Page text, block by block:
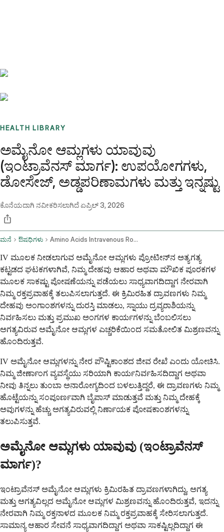
HEALTH LIBRARY
ಅಮೈನೋ ಆಮ್ಲಗಳು ಯಾವುವು
(ಇಂಟ್ರಾವೆನಸ್ ಮಾರ್ಗ): ಉಪಯೋಗಗಳು,
ಡೋಸೇಜ್, ಅಡ್ಡಪರಿಣಾಮಗಳು ಮತ್ತು ಇನ್ನಷ್ಟು
ಕೊನೆಯದಾಗಿ ನವೀಕರಿಸಲಾಗಿದೆಏಪ್ರಿಲ್ 3, 2026
ಮನೆ ಔಷಧಿಗಳು Amino Acids Intravenous Route
IV ಮೂಲಕ ನೀಡಲಾಗುವ ಅಮೈನೋ ಆಮ್ಲಗಳು ಪ್ರೋಟೀನ್‌ನ ಅತ್ಯಗತ್ಯ
ಕಟ್ಟಡದ ಘಟಕಗಳಾಗಿವೆ, ನಿಮ್ಮ ದೇಹವು ಆಹಾರ ಅಥವಾ ಮೌಖಿಕ ಪೂರಕಗಳ
ಮೂಲಕ ಸಾಕಷ್ಟು ಪೋಷಣೆಯನ್ನು ಪಡೆಯಲು ಸಾಧ್ಯವಾಗದಿದ್ದಾಗ ನೇರವಾಗಿ
ನಿಮ್ಮ ರಕ್ತಪ್ರವಾಹಕ್ಕೆ ತಲುಪಿಸಲಾಗುತ್ತದೆ. ಈ ಕ್ರಿಮಿರಹಿತ ದ್ರಾವಣಗಳು ನಿಮ್ಮ
ದೇಹವು ಅಂಗಾಂಶಗಳನ್ನು ದುರಸ್ತಿ ಮಾಡಲು, ಸ್ನಾಯು ದ್ರವ್ಯರಾಶಿಯನ್ನು
ನಿರ್ವಹಿಸಲು ಮತ್ತು ಪ್ರಮುಖ ಅಂಗಗಳ ಕಾರ್ಯಗಳನ್ನು ಬೆಂಬಲಿಸಲು
ಅಗತ್ಯವಿರುವ ಅಮೈನೋ ಆಮ್ಲಗಳ ಎಚ್ಚರಿಕೆಯಿಂದ ಸಮತೋಲಿತ ಮಿಶ್ರಣವನ್ನು
ಹೊಂದಿರುತ್ತವೆ.
IV ಅಮೈನೋ ಆಮ್ಲಗಳನ್ನು ನೇರ ಪೌಷ್ಟಿಕಾಂಶದ ಜೀವ ರೇಖೆ ಎಂದು ಯೋಚಿಸಿ.
ನಿಮ್ಮ ಜೀರ್ಣಾಂಗ ವ್ಯವಸ್ಥೆಯು ಸರಿಯಾಗಿ ಕಾರ್ಯನಿರ್ವಹಿಸದಿದ್ದಾಗ ಅಥವಾ
ನೀವು ತಿನ್ನಲು ತುಂಬಾ ಅನಾರೋಗ್ಯದಿಂದ ಬಳಲುತ್ತಿದ್ದರೆ, ಈ ದ್ರಾವಣಗಳು ನಿಮ್ಮ
ಹೊಟ್ಟೆಯನ್ನು ಸಂಪೂರ್ಣವಾಗಿ ಬೈಪಾಸ್ ಮಾಡುತ್ತವೆ ಮತ್ತು ನಿಮ್ಮ ದೇಹಕ್ಕೆ
ಅವುಗಳನ್ನು ಹೆಚ್ಚು ಅಗತ್ಯವಿರುವಲ್ಲಿ ನಿರ್ಣಾಯಕ ಪೋಷಕಾಂಶಗಳನ್ನು
ತಲುಪಿಸುತ್ತವೆ.
ಅಮೈನೋ ಆಮ್ಲಗಳು ಯಾವುವು (ಇಂಟ್ರಾವೆನಸ್
ಮಾರ್ಗ)?
ಇಂಟ್ರಾವೆನಸ್ ಅಮೈನೋ ಆಮ್ಲಗಳು ಕ್ರಿಮಿರಹಿತ ದ್ರಾವಣಗಳಾಗಿದ್ದು, ಅಗತ್ಯ
ಮತ್ತು ಅಗತ್ಯವಿಲ್ಲದ ಅಮೈನೋ ಆಮ್ಲಗಳ ಮಿಶ್ರಣವನ್ನು ಹೊಂದಿರುತ್ತವೆ, ಇದನ್ನು
ನೇರವಾಗಿ ನಿಮ್ಮ ರಕ್ತನಾಳದ ಮೂಲಕ ನಿಮ್ಮ ರಕ್ತಪ್ರವಾಹಕ್ಕೆ ಸೇರಿಸಲಾಗುತ್ತದೆ.
ಸಾಮಾನ್ಯ ಆಹಾರ ಸೇವನೆ ಸಾಧ್ಯವಾಗದಿದ್ದಾಗ ಅಥವಾ ಸಾಕಷ್ಟಿಲ್ಲದಿದ್ದಾಗ ಈ